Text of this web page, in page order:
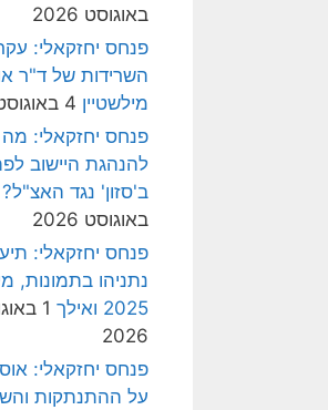
באוגוסט 2026
פנחס יחזקאלי:
השרידות של ד"ר
מילשטיין 4 באוגוסט 2026
פנחס יחזקאלי:
להנהגת היישוב
ב'סזון' נגד האצ"ל?
באוגוסט 2026
פנחס יחזקאלי:
נתניהו בתמונות,
2025 ואילך
1
2026
פנחס יחזקאלי:
על ההתנתקות